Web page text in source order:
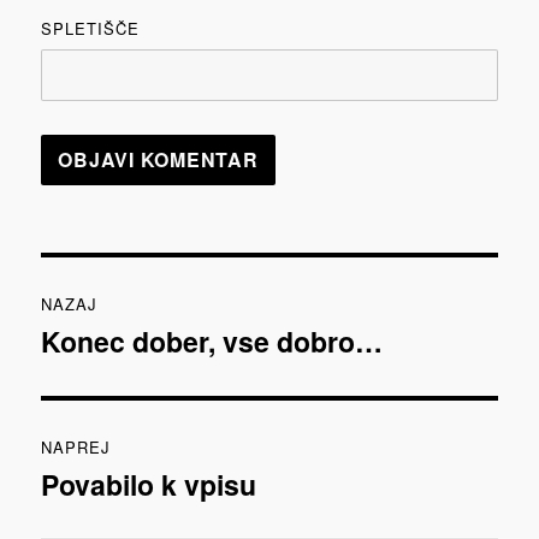
SPLETIŠČE
prispevka
NAZAJ
Prejšnji
Konec dober, vse dobro…
NAPREJ
Naslednji
Povabilo k vpisu